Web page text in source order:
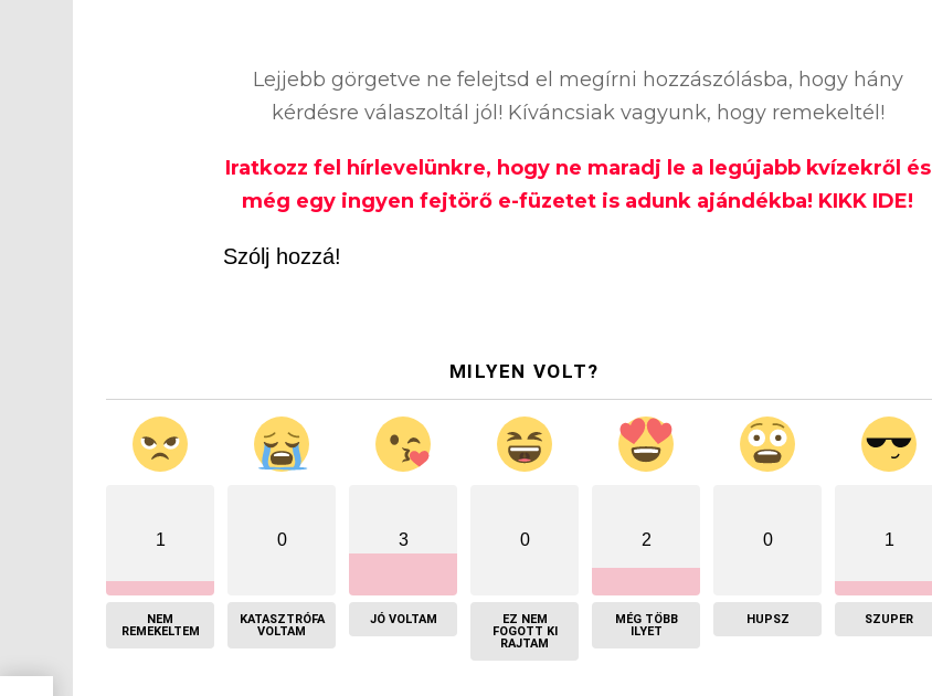
Lejjebb görgetve ne felejtsd el megírni hozzászólásba, hogy hány
kérdésre válaszoltál jól! Kíváncsiak vagyunk, hogy remekeltél!
Iratkozz fel hírlevelünkre, hogy ne maradj le a legújabb kvízekről és
még egy ingyen fejtörő e-füzetet is adunk ajándékba! KIKK IDE!
Szólj hozzá!
MILYEN VOLT?
1
NEM
REMEKELTEM
0
KATASZTRÓFA
VOLTAM
3
JÓ VOLTAM
0
EZ NEM
FOGOTT KI
RAJTAM
2
MÉG TÖBB
ILYET
0
HUPSZ
1
SZUPER